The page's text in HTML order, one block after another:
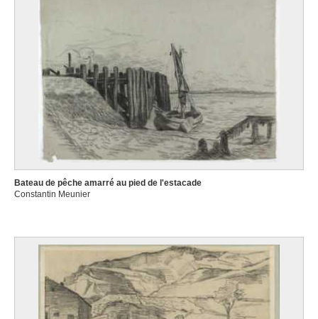
Bateau de pêche amarré au pied de l'estacade
Constantin Meunier